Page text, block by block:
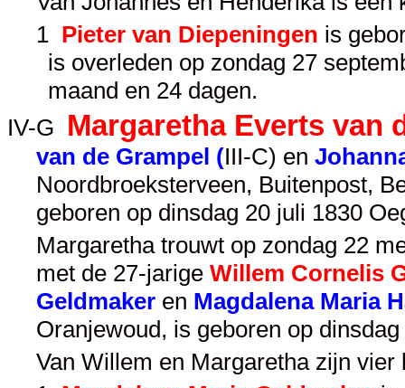
1 Pieter van Diepeningen is
is overleden op zondag 27
maand en 24 dagen.
IV-G Margaretha Everts van
van de Grampel (III-C) en
Noordbroeksterveen, Buitenpost,
geboren op dinsdag 20 juli 1830
Margaretha trouwt op zondag 22
met de 27-jarige Willem Cornelis
Geldmaker en Magdalena Maria
Oranjewoud, is geboren op
Van Willem en Margaretha zijn vier